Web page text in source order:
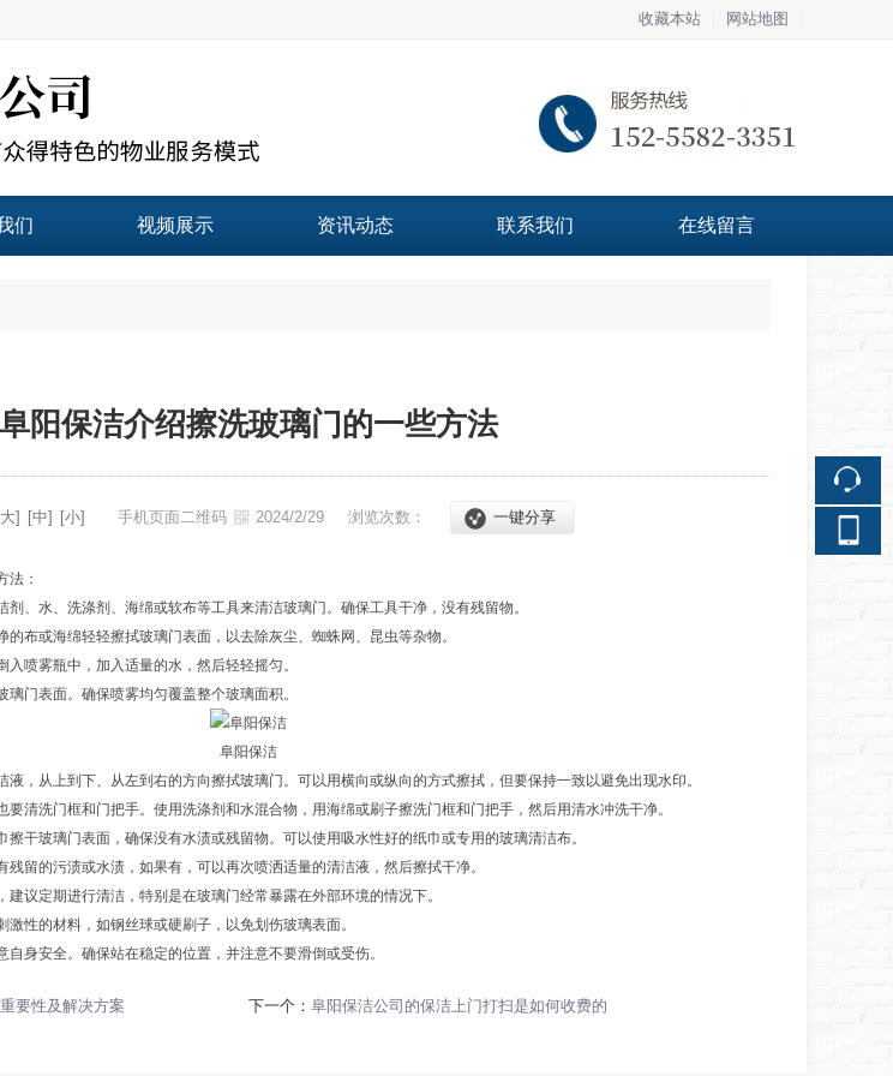
收藏本站 网站地图
们 视频展示 资讯动态 联系我们 在线留言
阜阳保洁介绍擦洗玻璃门的一些方法
] [中] [小] 手机页面二维码 2024/2/29 浏览次数： 一键分享
：
水、洗涤剂、海绵或软布等工具来清洁玻璃门。确保工具干净，没有残留物。
或海绵轻轻擦拭玻璃门表面，以去除灰尘、蜘蛛网、昆虫等杂物。
喷雾瓶中，加入适量的水，然后轻轻摇匀。
门表面。确保喷雾均匀覆盖整个玻璃面积。
阜阳保洁
从上到下、从左到右的方向擦拭玻璃门。可以用横向或纵向的方式擦拭，但要保持一致以避免出现水印。
洗门框和门把手。使用洗涤剂和水混合物，用海绵或刷子擦洗门框和门把手，然后用清水冲洗干净。
玻璃门表面，确保没有水渍或残留物。可以使用吸水性好的纸巾或专用的玻璃清洁布。
的污渍或水渍，如果有，可以再次喷洒适量的清洁液，然后擦拭干净。
定期进行清洁，特别是在玻璃门经常暴露在外部环境的情况下。
性的材料，如钢丝球或硬刷子，以免划伤玻璃表面。
身安全。确保站在稳定的位置，并注意不要滑倒或受伤。
要性及解决方案 下一个： 阜阳保洁公司的保洁上门打扫是如何收费的